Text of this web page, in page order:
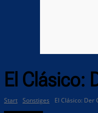
El Clásico:
Start Sonstiges El Clásico: Der